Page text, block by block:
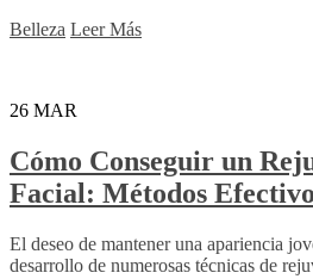
Belleza Leer Más
26 MAR
Cómo Conseguir un
Facial: Métodos
El deseo de mantener una apariencia
desarrollo de numerosas técnicas de